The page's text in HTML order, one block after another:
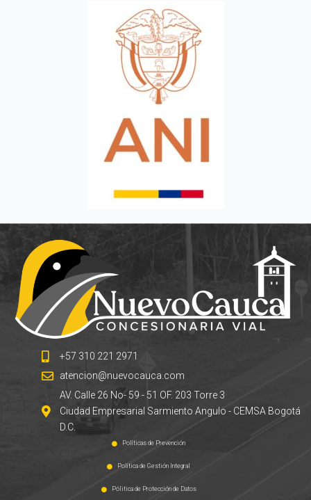
+57 310 221 2971
atencion@nuevocauca.com
AV. Calle 26 No- 59 - 51 OF. 203 Torre 3
Ciudad Empresarial Sarmiento Angulo - CEMSA Bogotá
D.C.
Políticas de Prevención
Política de Gestión Integral
Pólitica de Protección de Datos